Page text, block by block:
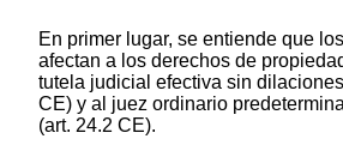
En primer lugar, se entiende que
afectan a los derechos de
tutela judicial efectiva sin
CE) y al juez ordinario
(art. 24.2 CE).